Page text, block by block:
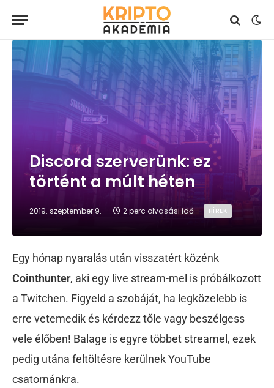
Discord szerverünk: ez
történt a múlt héten
2019. szeptember 9. 2 perc olvasási idő HÍREK
Egy hónap nyaralás után visszatért közénk
Cointhunter, aki egy live stream-mel is próbálkozott
a Twitchen. Figyeld a szobáját, ha legközelebb is
erre vetemedik és kérdezz tőle vagy beszélgess
vele élőben! Balage is egyre többet streamel, ezek
pedig utána feltöltésre kerülnek YouTube
csatornánkra.